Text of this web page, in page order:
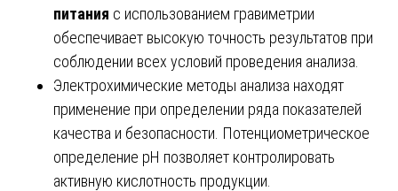
питания с использованием гравиметрии
обеспечивает высокую точность результатов при
соблюдении всех условий проведения анализа.
Электрохимические методы анализа находят
применение при определении ряда показателей
качества и безопасности. Потенциометрическое
определение pH позволяет контролировать
активную кислотность продукции.